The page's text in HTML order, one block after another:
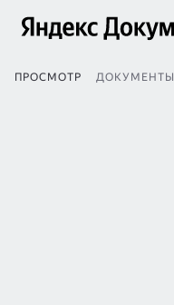
ПРОСМОТР ДОКУМЕНТЫ